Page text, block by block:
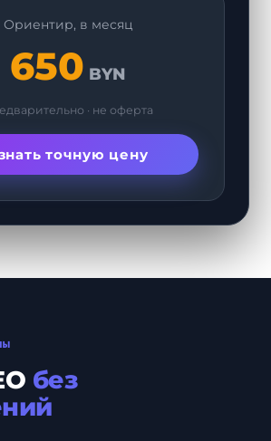
Ориентир, в месяц
650 BYN
· не оферта
точную цену
без